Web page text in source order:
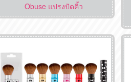
Obuse แปรงปัดคิ้ว